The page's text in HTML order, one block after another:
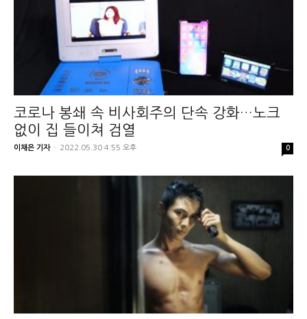
코로나 봉쇄 속 비사회주의 단속 강화…노크
없이 집 들이쳐 검열
이채은 기자 - 2022.05.30 4:55 오후 0